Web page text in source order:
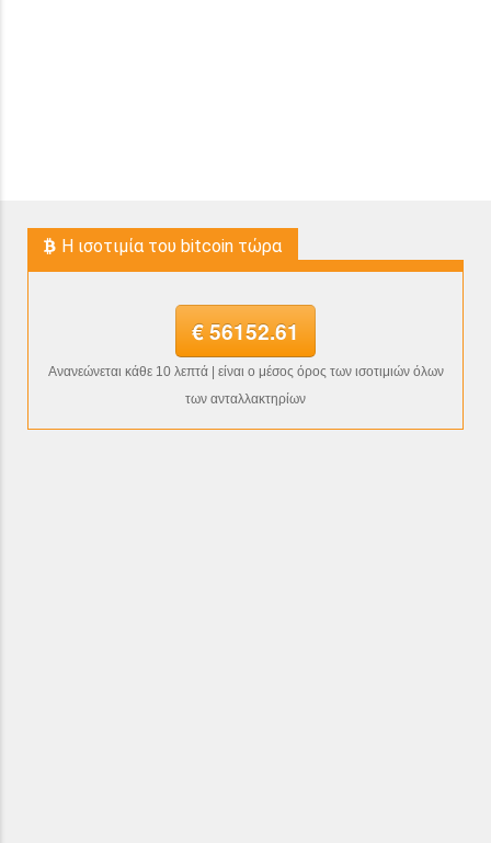
H ισοτιμία του bitcoin τώρα
€ 56152.61
Ανανεώνεται κάθε 10 λεπτά | είναι ο μέσος όρος των ισοτιμιών όλων
των ανταλλακτηρίων